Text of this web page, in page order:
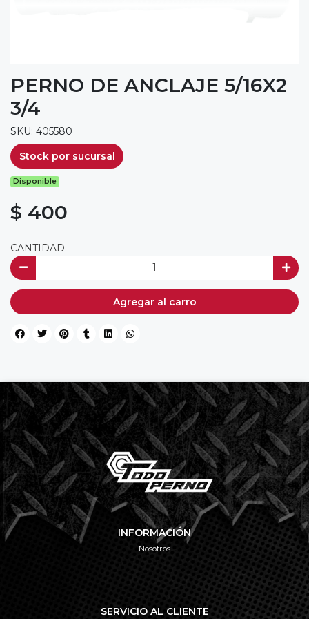
PERNO DE ANCLAJE 5/16X2
3/4
SKU: 405580
Stock por sucursal
Disponible
$ 400
CANTIDAD
Agregar al carro
INFORMACIÓN
Nosotros
SERVICIO AL CLIENTE